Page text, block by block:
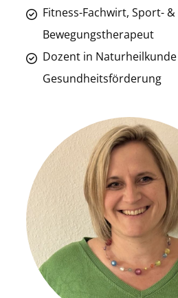
Fitness-Fachwirt, Sport- &
Bewegungstherapeut
Dozent in
Gesundheitsförderung